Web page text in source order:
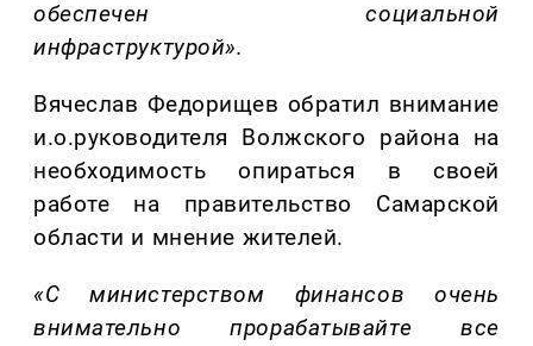
обеспечен социальной
инфраструктурой».
Вячеслав Федорищев обратил внимание
и.о.руководителя Волжского района на
необходимость опираться в своей
работе на правительство Самарской
области и мнение жителей.
«С министерством финансов очень
внимательно прорабатывайтевсе